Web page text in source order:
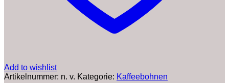
Add to wishlist
Artikelnummer: n. v. Kategorie: Kaffeebohnen